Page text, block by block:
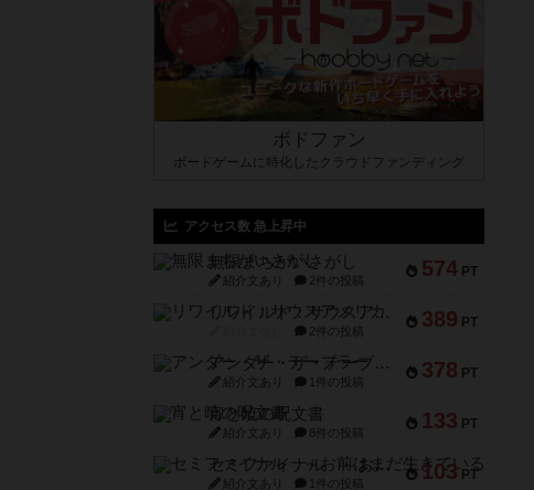
ボドファン
ボードゲームに特化したクラウドファンディング
アクセス数 急上昇中
574 PT
無限まちがいさがし
紹介文あり 2件の投稿
389 PT
リワイルド：サウスアメリカ
2件の投稿
378 PT
アンダー・ザ・テーブラー
紹介文あり 1件の投稿
133 PT
宵と暁の呪文書
紹介文あり 8件の投稿
103 PT
セミファイナル ～お前はまだ生きている～
紹介文あり 1件の投稿